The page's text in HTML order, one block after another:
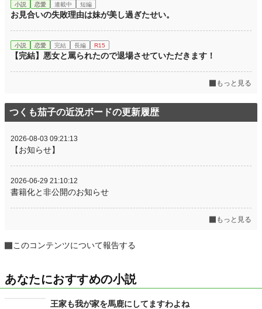
小説 恋愛 連載中 短編
お見合いの失敗理由は妹が美し過ぎたせい。
小説 恋愛 完結 長編 R15
【完結】悪女と罵られたので退場させていただきます！
もっと見る
つくも茄子の近況ボードの更新履歴
2026-08-03 09:21:13
【お知らせ】
2026-06-29 21:10:12
書籍化と非公開のお知らせ
もっと見る
このコンテンツについて報告する
あなたにおすすめの小説
王家も我が家を馬鹿にしてますわよね